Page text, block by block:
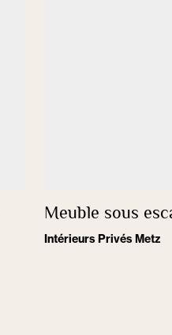
Meuble sous
Intérieurs Privés Metz